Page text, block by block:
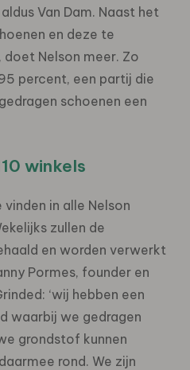
Van Dam. Naast het
en deze te
Nelson meer. Zo
percent, een partij die
schoenen een
winkels
in alle Nelson
zullen de
en worden verwerkt
Pormes, founder en
‘wij hebben een
waarbij we gedragen
grondstof kunnen
rond. We zijn